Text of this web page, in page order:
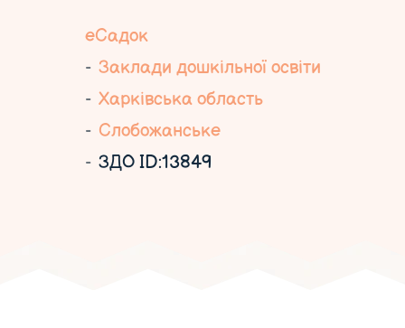
еСадок
Заклади дошкільної освіти
Харківська область
Слобожанське
ЗДО ID:13849